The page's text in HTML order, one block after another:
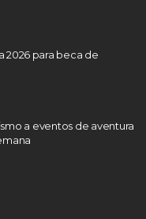
2026 para beca de
a eventos de aventura